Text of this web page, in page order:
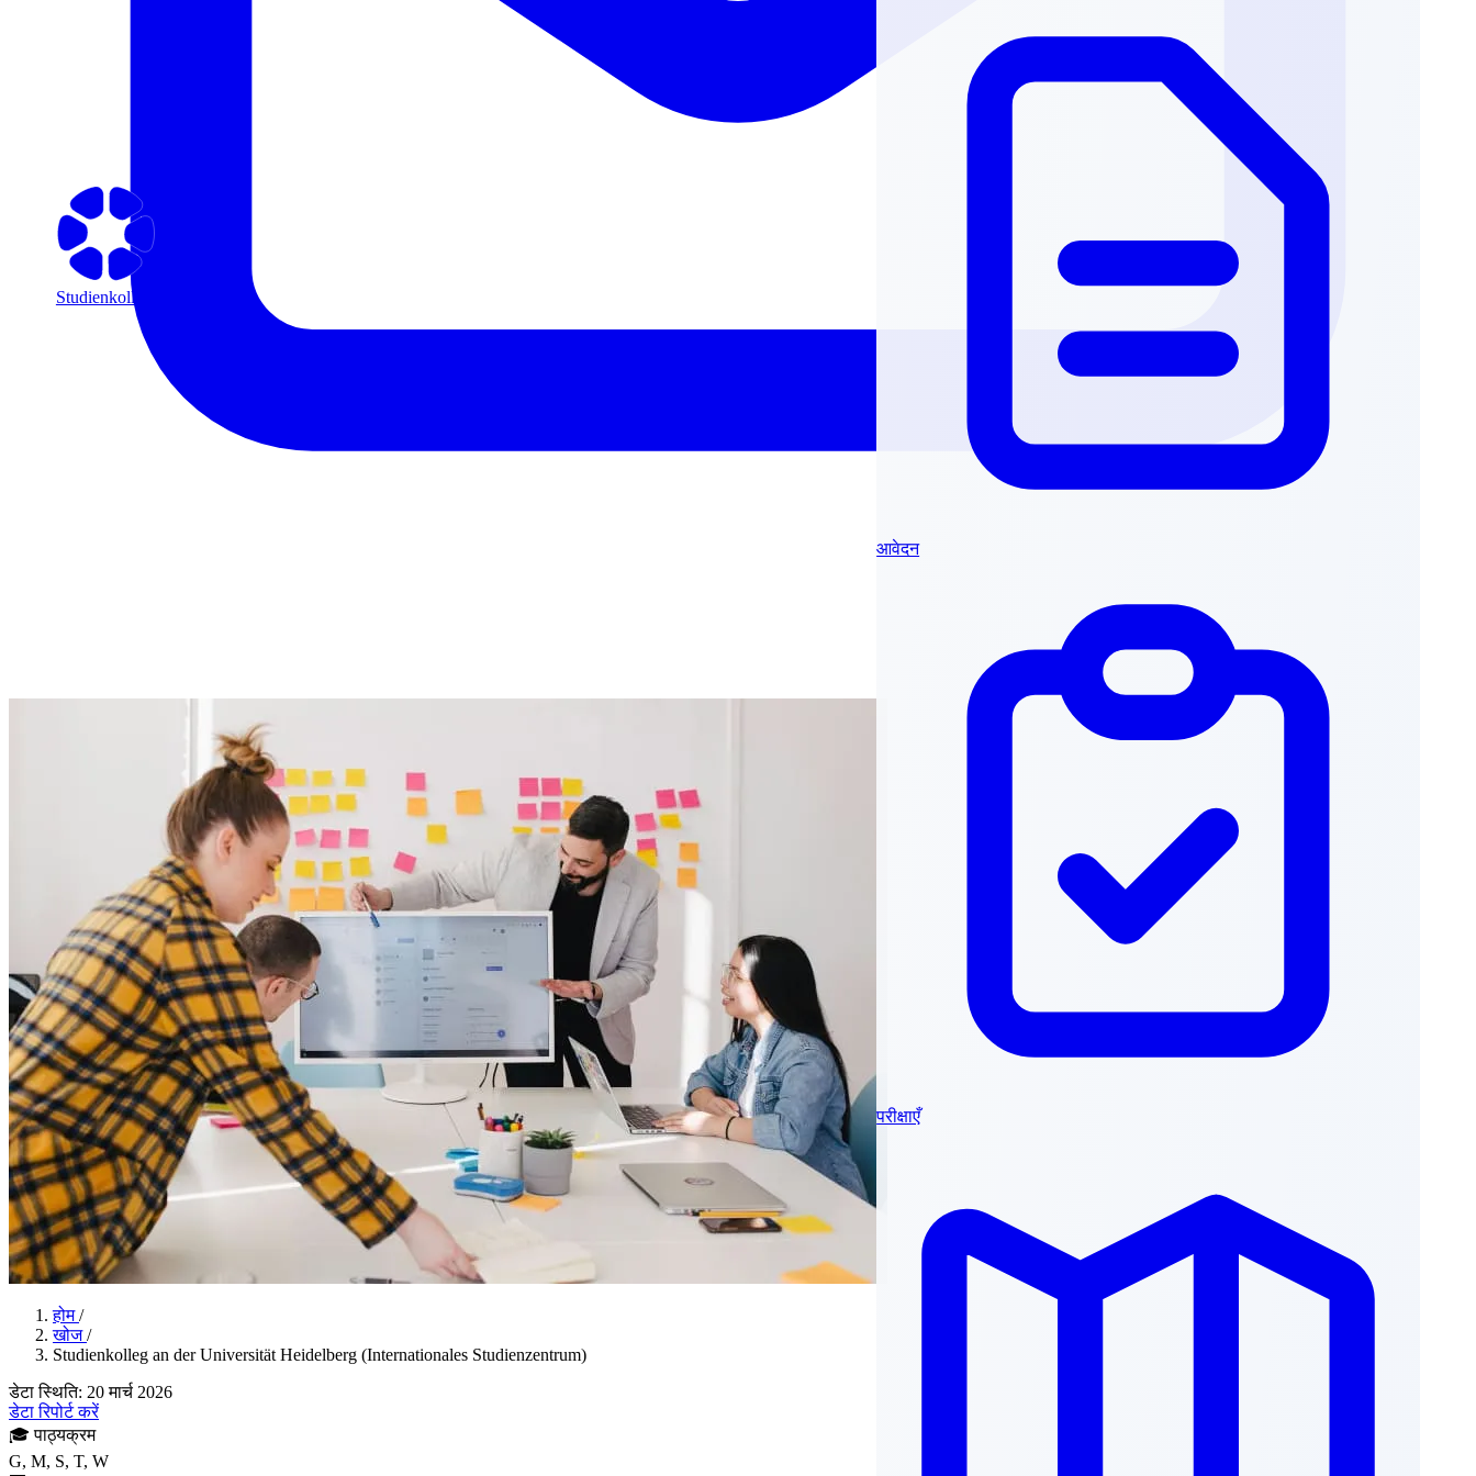
Studienkolleg
आवेदन
परीक्षाएँ
होम/
खोज/
Studienkolleg an der Universität Heidelberg (Internationales Studienzentrum)
डेटा स्थिति: 20 मार्च 2026
डेटा रिपोर्ट करें
🎓 पाठ्यक्रम
G, M, S, T, W